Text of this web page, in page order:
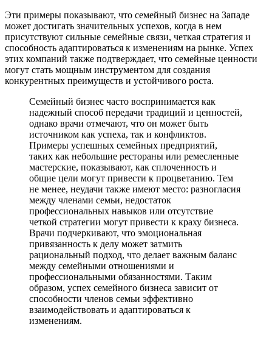
Эти примеры показывают, что семейный бизнес на Западе
может достигать значительных успехов, когда в нем
присутствуют сильные семейные связи, четкая стратегия и
способность адаптироваться к изменениям на рынке. Успех
этих компаний также подтверждает, что семейные ценности
могут стать мощным инструментом для создания
конкурентных преимуществ и устойчивого роста.
Семейный бизнес часто воспринимается как
надежный способ передачи традиций и ценностей,
однако врачи отмечают, что он может быть
источником как успеха, так и конфликтов.
Примеры успешных семейных предприятий,
таких как небольшие рестораны или ремесленные
мастерские, показывают, как сплоченность и
общие цели могут привести к процветанию. Тем
не менее, неудачи также имеют место: разногласия
между членами семьи, недостаток
профессиональных навыков или отсутствие
четкой стратегии могут привести к краху бизнеса.
Врачи подчеркивают, что эмоциональная
привязанность к делу может затмить
рациональный подход, что делает важным баланс
между семейными отношениями и
профессиональными обязанностями. Таким
образом, успех семейного бизнеса зависит от
способности членов семьи эффективно
взаимодействовать и адаптироваться к
изменениям.